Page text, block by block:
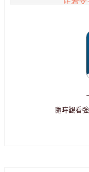
隨時觀看